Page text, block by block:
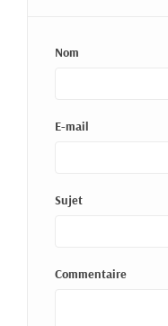
Nom
E-mail
Sujet
Commentaire